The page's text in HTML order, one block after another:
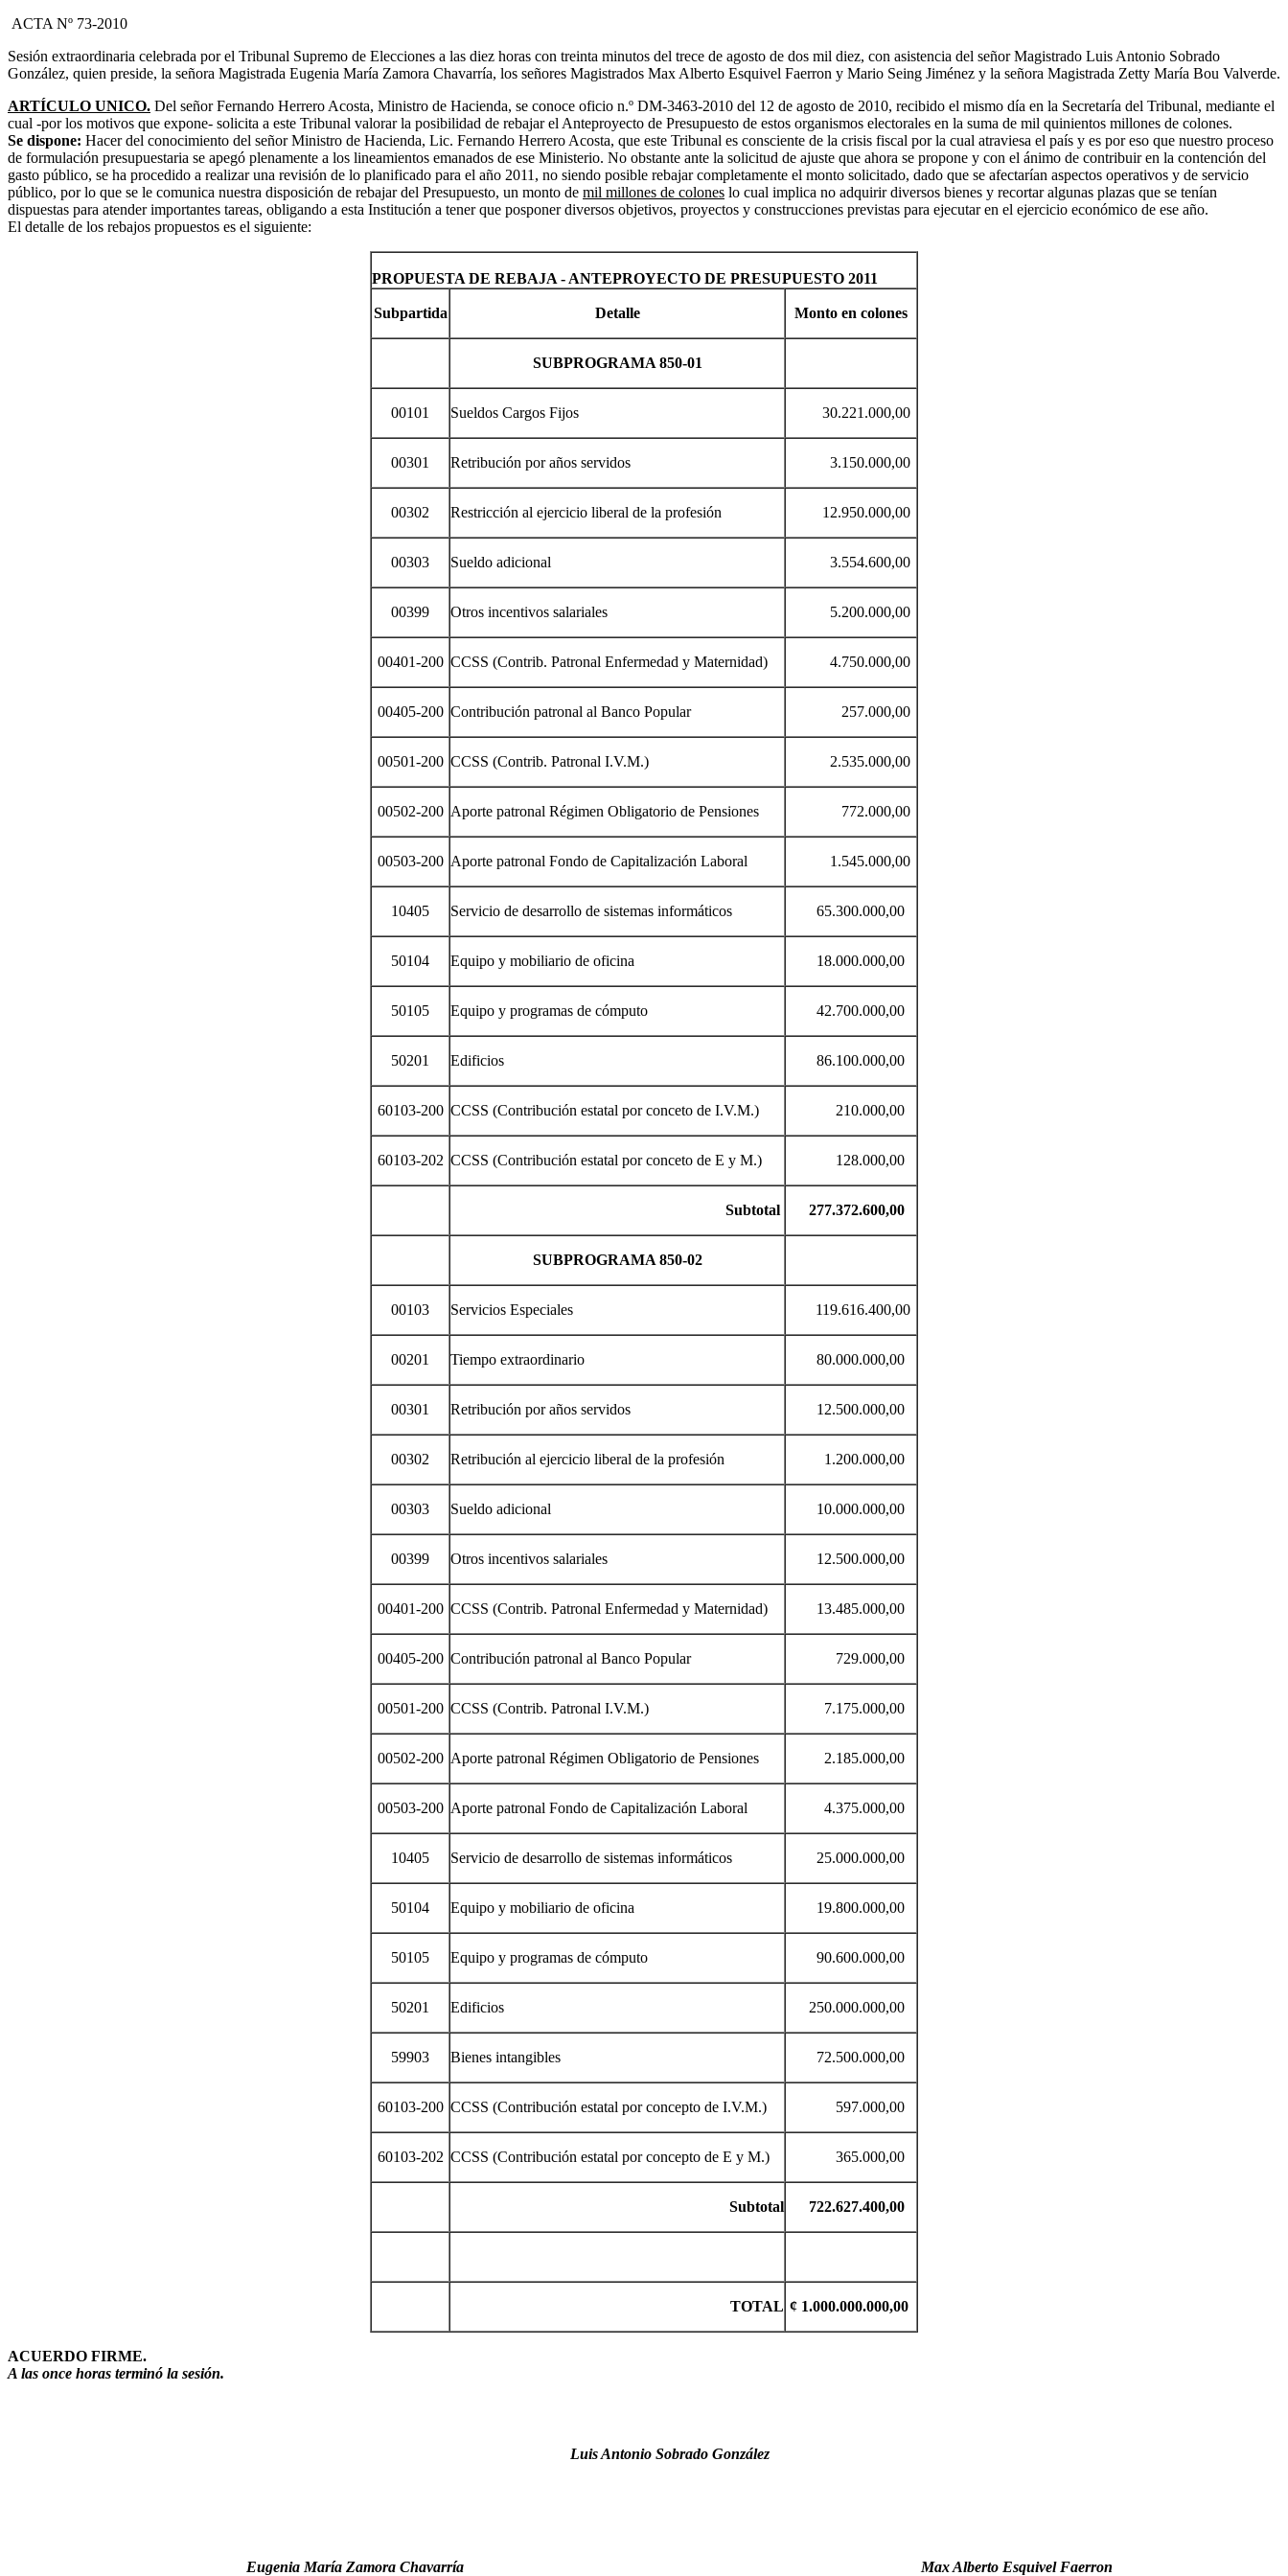
ACTA Nº 73-2010
Sesión extraordinaria celebrada por el Tribunal Supremo de Elecciones a las diez horas con treinta minutos del trece de agosto de dos mil diez, con asistencia del señor Magistrado Luis Antonio Sobrado
González, quien preside, la señora Magistrada Eugenia María Zamora Chavarría, los señores Magistrados Max Alberto Esquivel Faerron y Mario Seing Jiménez y la señora Magistrada Zetty María Bou Valverde.
ARTÍCULO UNICO. Del señor Fernando Herrero Acosta, Ministro de Hacienda, se conoce oficio n.º DM-3463-2010 del 12 de agosto de 2010, recibido el mismo día en la Secretaría del Tribunal, mediante el
cual -por los motivos que expone- solicita a este Tribunal valorar la posibilidad de rebajar el Anteproyecto de Presupuesto de estos organismos electorales en la suma de mil quinientos millones de colones.
Se dispone: Hacer del conocimiento del señor Ministro de Hacienda, Lic. Fernando Herrero Acosta, que este Tribunal es consciente de la crisis fiscal por la cual atraviesa el país y es por eso que nuestro proceso
de formulación presupuestaria se apegó plenamente a los lineamientos emanados de ese Ministerio. No obstante ante la solicitud de ajuste que ahora se propone y con el ánimo de contribuir en la contención del
gasto público, se ha procedido a realizar una revisión de lo planificado para el año 2011, no siendo posible rebajar completamente el monto solicitado, dado que se afectarían aspectos operativos y de servicio
público, por lo que se le comunica nuestra disposición de rebajar del Presupuesto, un monto de mil millones de colones lo cual implica no adquirir diversos bienes y recortar algunas plazas que se tenían
dispuestas para atender importantes tareas, obligando a esta Institución a tener que posponer diversos objetivos, proyectos y construcciones previstas para ejecutar en el ejercicio económico de ese año.
El detalle de los rebajos propuestos es el siguiente:
PROPUESTA DE REBAJA - ANTEPROYECTO DE PRESUPUESTO 2011
Subpartida Detalle Monto en colones
SUBPROGRAMA 850-01
00101 Sueldos Cargos Fijos 30.221.000,00
00301 Retribución por años servidos 3.150.000,00
00302 Restricción al ejercicio liberal de la profesión 12.950.000,00
00303 Sueldo adicional 3.554.600,00
00399 Otros incentivos salariales 5.200.000,00
00401-200 CCSS (Contrib. Patronal Enfermedad y Maternidad) 4.750.000,00
00405-200 Contribución patronal al Banco Popular 257.000,00
00501-200 CCSS (Contrib. Patronal I.V.M.) 2.535.000,00
00502-200 Aporte patronal Régimen Obligatorio de Pensiones 772.000,00
00503-200 Aporte patronal Fondo de Capitalización Laboral 1.545.000,00
10405 Servicio de desarrollo de sistemas informáticos 65.300.000,00
50104 Equipo y mobiliario de oficina 18.000.000,00
50105 Equipo y programas de cómputo 42.700.000,00
50201 Edificios 86.100.000,00
60103-200 CCSS (Contribución estatal por conceto de I.V.M.) 210.000,00
60103-202 CCSS (Contribución estatal por conceto de E y M.) 128.000,00
Subtotal 277.372.600,00
SUBPROGRAMA 850-02
00103 Servicios Especiales 119.616.400,00
00201 Tiempo extraordinario 80.000.000,00
00301 Retribución por años servidos 12.500.000,00
00302 Retribución al ejercicio liberal de la profesión 1.200.000,00
00303 Sueldo adicional 10.000.000,00
00399 Otros incentivos salariales 12.500.000,00
00401-200 CCSS (Contrib. Patronal Enfermedad y Maternidad) 13.485.000,00
00405-200 Contribución patronal al Banco Popular 729.000,00
00501-200 CCSS (Contrib. Patronal I.V.M.) 7.175.000,00
00502-200 Aporte patronal Régimen Obligatorio de Pensiones 2.185.000,00
00503-200 Aporte patronal Fondo de Capitalización Laboral 4.375.000,00
10405 Servicio de desarrollo de sistemas informáticos 25.000.000,00
50104 Equipo y mobiliario de oficina 19.800.000,00
50105 Equipo y programas de cómputo 90.600.000,00
50201 Edificios 250.000.000,00
59903 Bienes intangibles 72.500.000,00
60103-200 CCSS (Contribución estatal por concepto de I.V.M.) 597.000,00
60103-202 CCSS (Contribución estatal por concepto de E y M.) 365.000,00
Subtotal 722.627.400,00
TOTAL ¢ 1.000.000.000,00
ACUERDO FIRME.
A las once horas terminó la sesión.
Luis Antonio Sobrado González
Eugenia María Zamora Chavarría Max Alberto Esquivel Faerron